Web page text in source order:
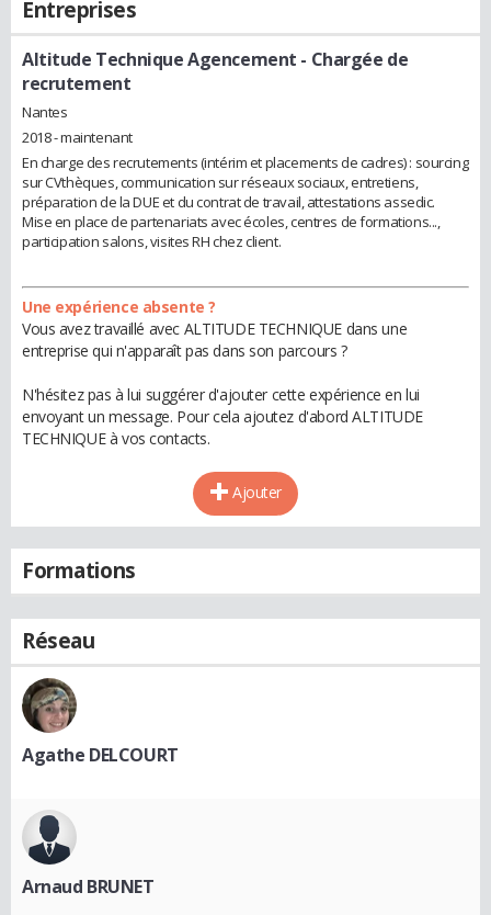
Entreprises
Altitude Technique Agencement - Chargée de
recrutement
Nantes
2018 - maintenant
En charge des recrutements (intérim et placements de cadres) : sourcing
sur CVthèques, communication sur réseaux sociaux, entretiens,
préparation de la DUE et du contrat de travail, attestations assedic.
Mise en place de partenariats avec écoles, centres de formations...,
participation salons, visites RH chez client.
Une expérience absente ?
Vous avez travaillé avec ALTITUDE TECHNIQUE dans une
entreprise qui n'apparaît pas dans son parcours ?
N'hésitez pas à lui suggérer d'ajouter cette expérience en lui
envoyant un message. Pour cela ajoutez d'abord ALTITUDE
TECHNIQUE à vos contacts.
Ajouter
Formations
Réseau
Agathe DELCOURT
Arnaud BRUNET